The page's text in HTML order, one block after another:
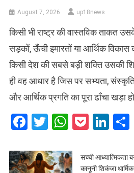
August 7, 2026 up18news
किसी भी राष्ट्र की वास्तविक ताकत
सड़कों, ऊँची इमारतों या आर्थिक विकास
किसी देश की सबसे बड़ी शक्ति उसकी
ही वह आधार है जिस पर सभ्यता,
और आर्थिक प्रगति का पूरा ढाँचा खड़ा
Facebook
Twitter
WhatsApp
Pocket
सच्ची आध्यात्मिकता
कानूनी शिकंजा